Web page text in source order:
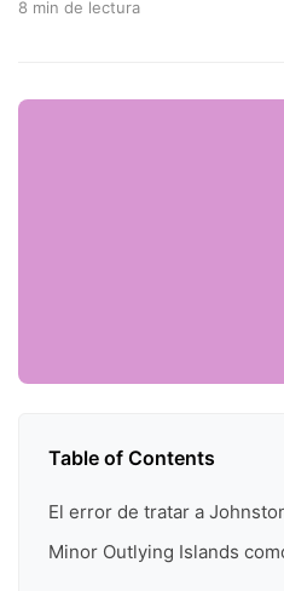
8 min de lectura
Table of Contents
El error de tratar a
Minor Outlying Islands